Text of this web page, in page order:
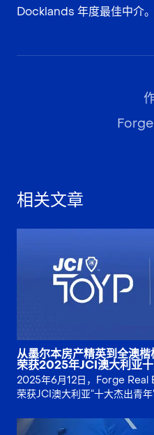
Docklands 年度最佳中介。
相关文章
从墨尔本房产精英到全澳
荣获2025年JCI澳大利亚十
2025年6月12日，Forge
荣获JCI澳大利亚“十大杰出青
择。